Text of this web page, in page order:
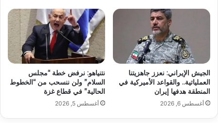
الجيش الإيراني: نعزز جاهزيتنا
العملياتية.. والقواعد الأميركية في
المنطقة هدفها إيران
أغسطس 6, 2026
نتنياهو: نرفض خطة “مجلس
السلام” ولن ننسحب من “الخطوط
الحالية” في قطاع غزة
أغسطس 5, 2026